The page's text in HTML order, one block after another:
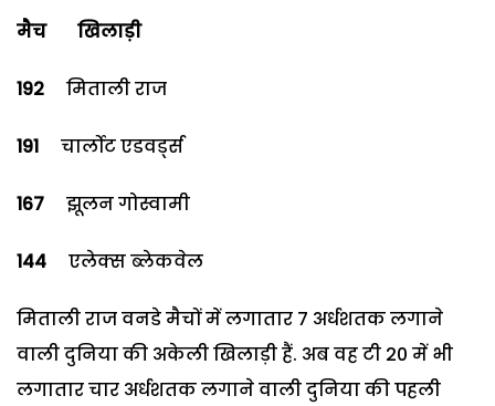
मैच खिलाड़ी
192 मिताली राज
191 चार्लोट एडवर्ड्स
167 झूलन गोस्वामी
144 एलेक्स ब्लेकवेल
मिताली राज वनडे मैचों में लगातार 7 अर्धशतक लगाने
वाली दुनिया की अकेली खिलाड़ी हैं. अब वह टी 20 में भी
लगातार चार अर्धशतक लगाने वाली दुनिया की पहली